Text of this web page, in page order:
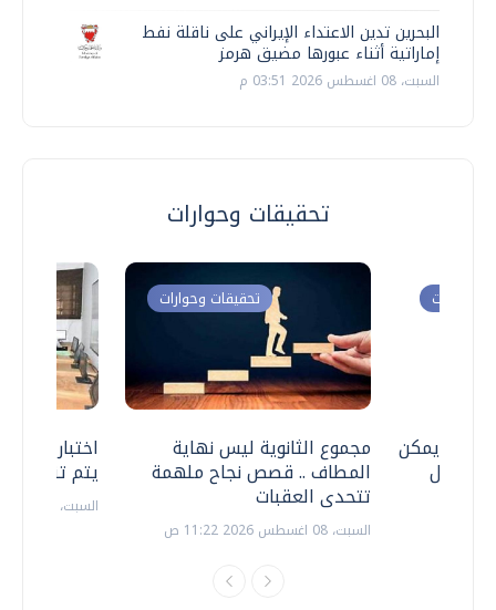
البحرين تدين الاعتداء الإيراني على ناقلة نفط
إماراتية أثناء عبورها مضيق هرمز
السبت، 08 اغسطس 2026 03:51 م
تحقيقات وحوارات
اختبارات
يتم
السبت، 18 يوليو 2026 09:22 ص
تحقيقات وحوارات
مجموع الثانوية ليس نهاية
المطاف .. قصص نجاح ملهمة
تتحدى العقبات
السبت، 08 اغسطس 2026 11:22 ص
وحوارات
.. هل يمكن
نتعامل